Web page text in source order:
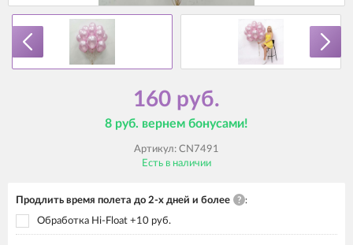
160 руб.
8 руб. вернем бонусами!
Артикул: CN7491
Есть в наличии
Продлить время полета до 2-х дней и более ? :
Обработка Hi-Float +10 руб.